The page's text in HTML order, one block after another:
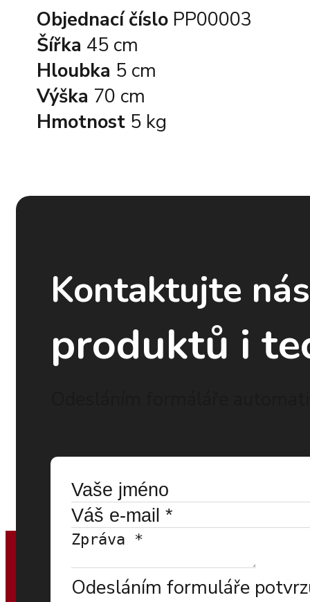
Objednací číslo PP00003
Šířka 45 cm
Hloubka 5 cm
Výška 70 cm
Hmotnost 5 kg
Kontaktujte
produktů i
Odesláním formuláře